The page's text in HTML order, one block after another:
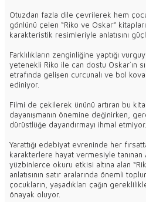
Otuzdan fazla dile çevrilerek hem
gönlünü çelen “Riko ve Oskar”
karakteristik resimleriyle anlatısını
Farklılıkların zenginliğine yaptığı
yetenekli Riko ile can dostu Oskar`ın
etrafında gelişen curcunalı ve bol
ediniyor.
Filmi de çekilerek ününü artıran bu
dayanışmanın önemine değinirken,
dürüstlüğe dayandırmayı ihmal etmiyor.
Yarattığı edebiyat evreninde her
karakterlere hayat vermesiyle tanınan
yüzbinlerce okuru etkisi altına alan
anlatısının satır aralarında önemli
çocukların, yaşadıkları çağın
önayak oluyor.